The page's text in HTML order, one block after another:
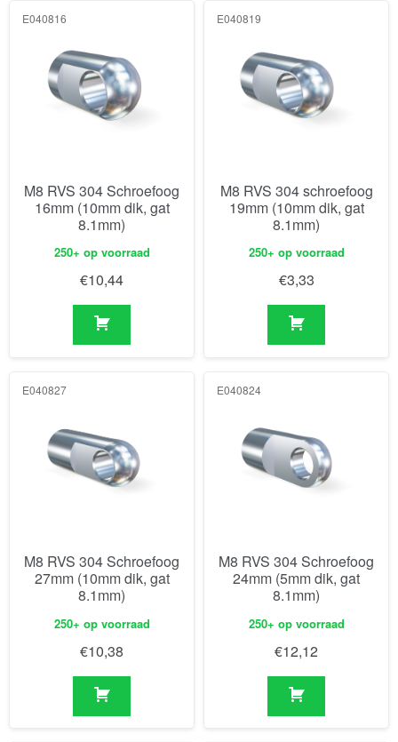
E040816
M8 RVS 304 Schroefoog
16mm (10mm dik, gat
8.1mm)
250+ op voorraad
€10,44
E040819
M8 RVS 304 schroefoog
19mm (10mm dik, gat
8.1mm)
250+ op voorraad
€3,33
E040827
M8 RVS 304 Schroefoog
27mm (10mm dik, gat
8.1mm)
250+ op voorraad
€10,38
E040824
M8 RVS 304 Schroefoog
24mm (5mm dik, gat
8.1mm)
250+ op voorraad
€12,12